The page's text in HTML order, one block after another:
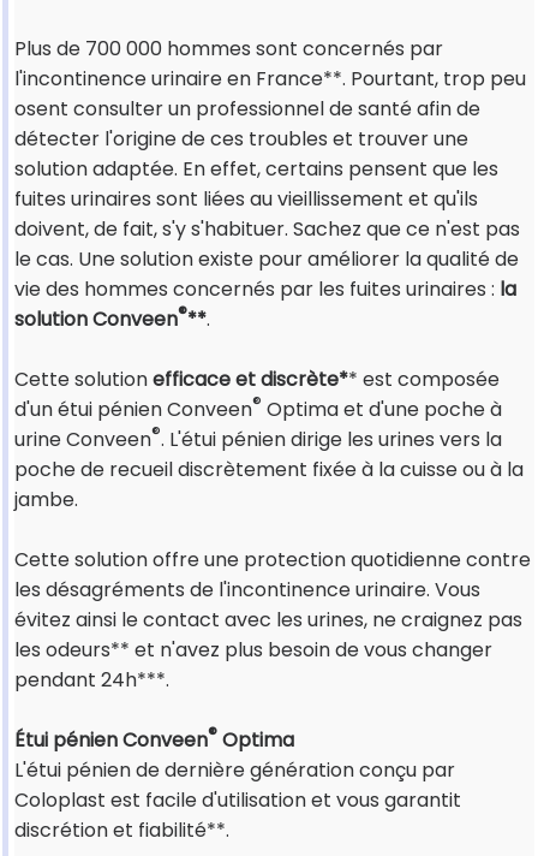
Plus de 700 000 hommes sont concernés par
l'incontinence urinaire en France**. Pourtant, trop peu
osent consulter un professionnel de santé afin de
détecter l'origine de ces troubles et trouver une
solution adaptée. En effet, certains pensent que les
fuites urinaires sont liées au vieillissement et qu'ils
doivent, de fait, s'y s'habituer. Sachez que ce n'est pas
le cas. Une solution existe pour améliorer la qualité de
vie des hommes concernés par les fuites urinaires : la
solution Conveen®**.
Cette solutionefficace et discrète** est composée
d'un étui pénien Conveen® Optima et d'une poche à
urine Conveen®. L'étui pénien dirige les urines vers la
poche de recueil discrètement fixée à la cuisse ou à la
jambe.
Cette solution offre une protection quotidienne contre
les désagréments de l'incontinence urinaire. Vous
évitez ainsi le contact avec les urines, ne craignez pas
les odeurs** et n'avez plus besoin de vous changer
pendant 24h***.
Étui pénien Conveen® Optima
L'étui pénien de dernière génération conçu par
Coloplast est facile d'utilisation et vous garantit
discrétion et fiabilité**.